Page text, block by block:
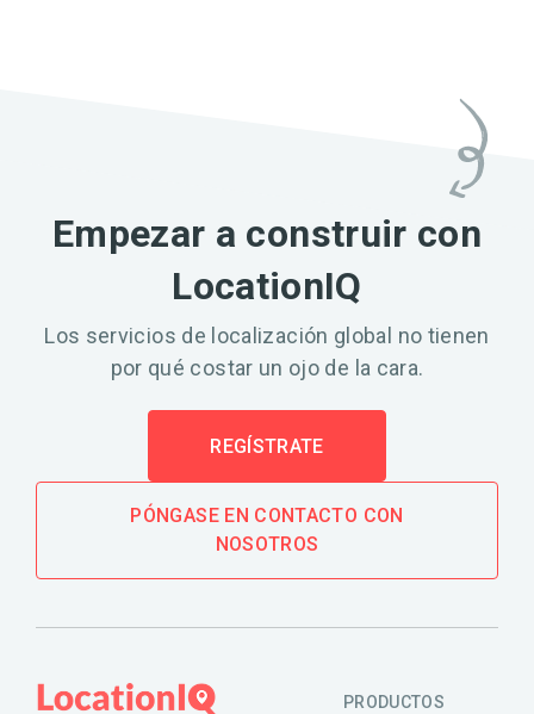
Empezar a construir con
LocationIQ
Los servicios de localización global no tienen
por qué costar un ojo de la cara.
REGÍSTRATE
PÓNGASE EN CONTACTO CON
NOSOTROS
PRODUCTOS